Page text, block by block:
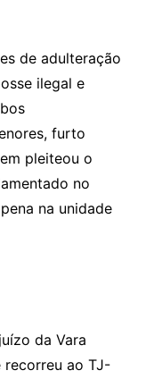
de adulteração
ilegal e
furto
pleiteou o
no
na unidade
da Vara
recorreu ao TJ-